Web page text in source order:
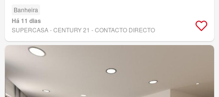
Banheira
Há 11 dias
SUPERCASA - CENTURY 21 - CONTACTO DIRECTO